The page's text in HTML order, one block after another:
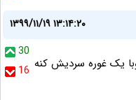
۱۳۹۹/۱۱/۱۹ ۱۳:۱۴:۲۰
30
16 یک غوره سردیش کنه